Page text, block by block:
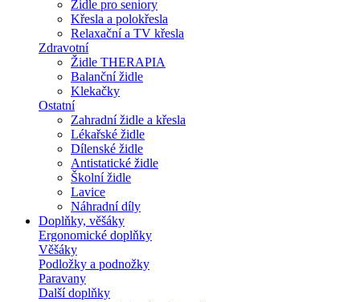
Židle pro seniory
Křesla a polokřesla
Relaxační a TV křesla
Zdravotní
Židle THERAPIA
Balanční židle
Klekačky
Ostatní
Zahradní židle a křesla
Lékařské židle
Dílenské židle
Antistatické židle
Školní židle
Lavice
Náhradní díly
Doplňky, věšáky
Ergonomické doplňky
Věšáky
Podložky a podnožky
Paravany
Další doplňky